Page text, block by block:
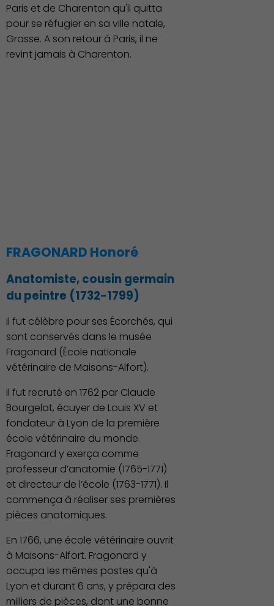
Paris et de Charenton qu'il quitta
pour se réfugier en sa ville natale,
Grasse. A son retour à Paris, il ne
revint jamais à Charenton.
FRAGONARD Honoré
Anatomiste, cousin germain
du peintre (1732-1799)
Il fut célèbre pour ses Écorchés, qui
sont conservés dans le musée
Fragonard (École nationale
vétérinaire de Maisons-Alfort).
Il fut recruté en 1762 par Claude
Bourgelat, écuyer de Louis XV et
fondateur à Lyon de la première
école vétérinaire du monde.
Fragonard y exerça comme
professeur d’anatomie (1765-1771)
et directeur de l’école (1763-1771). Il
commença à réaliser ses premières
pièces anatomiques.
En 1766, une école vétérinaire ouvrit
à Maisons-Alfort. Fragonard y
occupa les mêmes postes qu'à
Lyon et durant 6 ans, y prépara des
milliers de pièces, dont une bonne